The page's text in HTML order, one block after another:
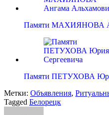
Памяти МАХИЯНОВА
Памяти ПЕТУХОВА
Метки: Объявления,
Tagged Белорецк